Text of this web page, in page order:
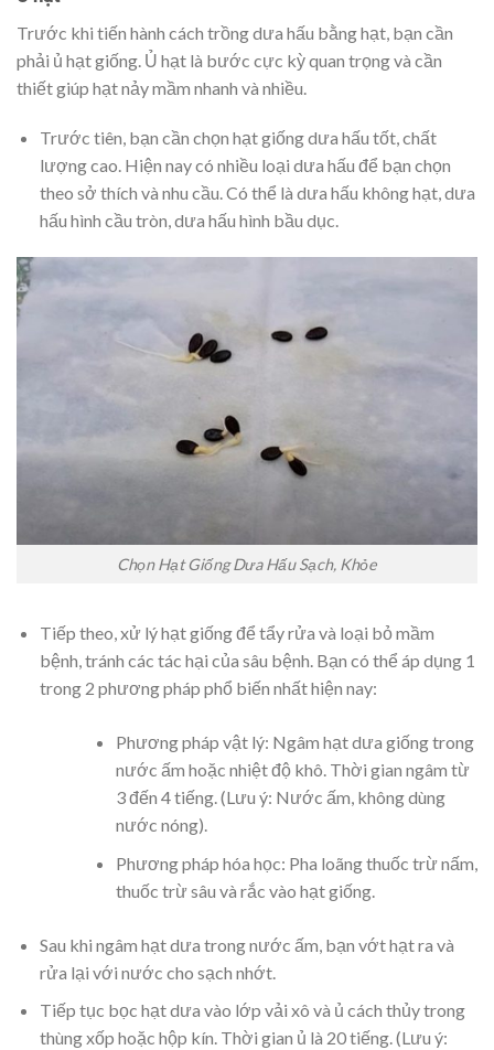
Trước khi tiến hành cách trồng dưa hấu bằng hạt, bạn cần
phải ủ hạt giống. Ủ hạt là bước cực kỳ quan trọng và cần
thiết giúp hạt nảy mầm nhanh và nhiều.
Trước tiên, bạn cần chọn hạt giống dưa hấu tốt, chất
lượng cao. Hiện nay có nhiều loại dưa hấu để bạn chọn
theo sở thích và nhu cầu. Có thể là dưa hấu không hạt, dưa
hấu hình cầu tròn, dưa hấu hình bầu dục.
Chọn Hạt Giống Dưa Hấu Sạch, Khỏe
Tiếp theo, xử lý hạt giống để tẩy rửa và loại bỏ mầm
bệnh, tránh các tác hại của sâu bệnh. Bạn có thể áp dụng 1
trong 2 phương pháp phổ biến nhất hiện nay:
Phương pháp vật lý: Ngâm hạt dưa giống trong
nước ấm hoặc nhiệt độ khô. Thời gian ngâm từ
3 đến 4 tiếng. (Lưu ý: Nước ấm, không dùng
nước nóng).
Phương pháp hóa học: Pha loãng thuốc trừ nấm,
thuốc trừ sâu và rắc vào hạt giống.
Sau khi ngâm hạt dưa trong nước ấm, bạn vớt hạt ra và
rửa lại với nước cho sạch nhớt.
Tiếp tục bọc hạt dưa vào lớp vải xô và ủ cách thủy trong
thùng xốp hoặc hộp kín. Thời gian ủ là 20 tiếng. (Lưu ý: